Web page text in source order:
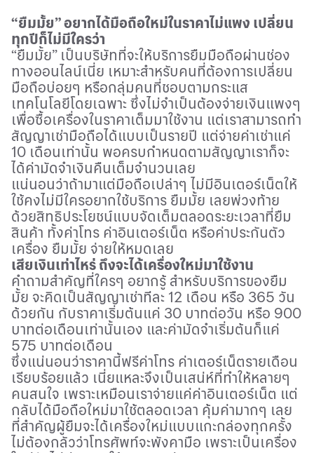
“ยืมมั้ย” อยากได้มือถือใหม่ในราคาไม่แพง เปลี่ยน
ทุกปีก็ไม่มีใครว่า
“ยืมมั้ย” เป็นบริษัทที่จะให้บริการยืมมือถือผ่านช่อง
ทางออนไลน์เนี่ย เหมาะสำหรับคนที่ต้องการเปลี่ยน
มือถือบ่อยๆ หรือกลุ่มคนที่ชอบตามกระแส
เทคโนโลยีโดยเฉพาะ ซึ่งไม่จำเป็นต้องจ่ายเงินแพงๆ
เพื่อซื้อเครื่องในราคาเต็มมาใช้งาน แต่เราสามารถทำ
สัญญาเช่ามือถือได้แบบเป็นรายปี แต่จ่ายค่าเช่าแค่
10 เดือนเท่านั้น พอครบกำหนดตามสัญญาเราก็จะ
ได้ค่ามัดจำเงินคืนเต็มจำนวนเลย
แน่นอนว่าถ้ามาแต่มือถือเปล่าๆ ไม่มีอินเตอร์เน็ตให้
ใช้คงไม่มีใครอยากใช้บริการ ยืมมั้ย เลยพ่วงท้าย
ด้วยสิทธิประโยชน์แบบจัดเต็มตลอดระยะเวลาที่ยืม
สินค้า ทั้งค่าโทร ค่าอินเตอร์เน็ต หรือค่าประกันตัว
เครื่อง ยืมมั้ย จ่ายให้หมดเลย
เสียเงินเท่าไหร่ ถึงจะได้เครื่องใหม่มาใช้งาน
คำถามสำคัญที่ใครๆ อยากรู้ สำหรับบริการของยืม
มั้ย จะคิดเป็นสัญญาเช่าทีละ 12 เดือน หรือ 365 วัน
ด้วยกัน กับราคาเริ่มต้นแค่ 30 บาทต่อวัน หรือ 900
บาทต่อเดือนเท่านั้นเอง และค่ามัดจำเริ่มต้นก็แค่
575 บาทต่อเดือน
ซึ่งแน่นอนว่าราคานี้ฟรีค่าโทร ค่าเตอร์เน็ตรายเดือน
เรียบร้อยแล้ว เนี่ยแหละจึงเป็นเสน่ห์ที่ทำให้หลายๆ
คนสนใจ เพราะเหมือนเราจ่ายแค่ค่าอินเตอร์เน็ต แต่
กลับได้มือถือใหม่มาใช้ตลอดเวลา คุ้มค่ามากๆ เลย
ที่สำคัญผู้ยืมจะได้เครื่องใหม่แบบแกะกล่องทุกครั้ง
ไม่ต้องกลัวว่าโทรศัพท์จะพังคามือ เพราะเป็นเครื่อง